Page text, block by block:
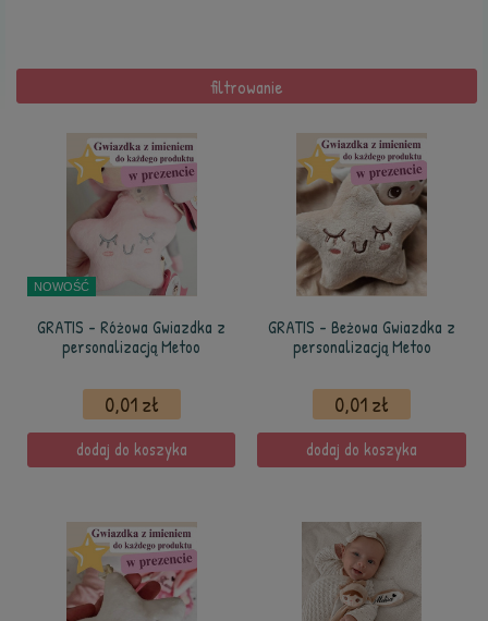
filtrowanie
NOWOŚĆ
GRATIS - Różowa Gwiazdka z
personalizacją Metoo
0,01 zł
dodaj do koszyka
GRATIS - Beżowa Gwiazdka z
personalizacją Metoo
0,01 zł
dodaj do koszyka